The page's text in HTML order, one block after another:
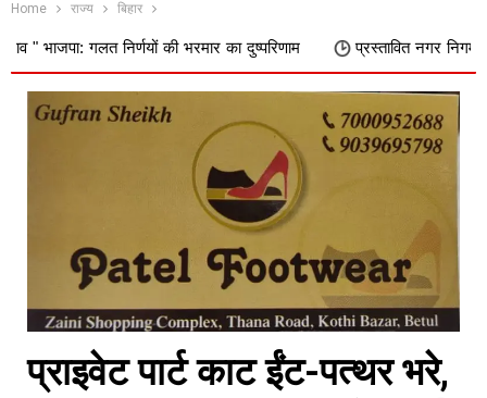
Home राज्य बिहार
निर्णयों की भरमार का दुष्परिणाम प्रस्तावित नगर निगम में शामिल किए
प्राइवेट पार्ट काट ईंट-पत्थर भरे,